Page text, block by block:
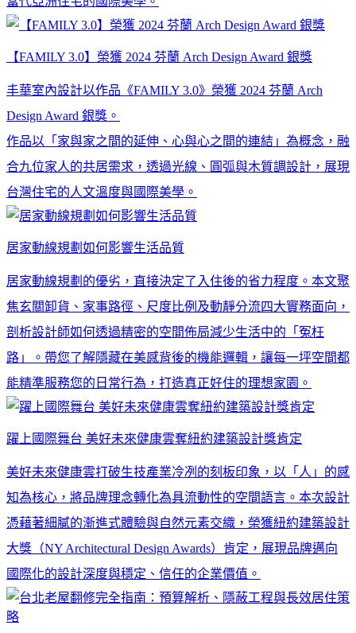
【FAMILY 3.0】榮獲 2024 芬蘭 Arch Design Award 銀獎
丰華室內設計以作品《FAMILY 3.0》榮獲 2024 芬蘭 Arch
Design Award 銀獎。
作品以「家與家之間的延伸、心與心之間的連結」為概念，融
合九位家人的共居需求，透過光線、圓弧與木質調設計，展現
台灣住宅的人文溫度與國際美學。
居家動線規劃如何影響生活品質
居家動線規劃的優劣，直接決定了入住後的省力程度。本文聚
焦玄關卸貨、家事路徑、尺度比例及動靜分流四大實務面向，
剖析設計師如何透過精密的空間佈局減少生活中的「冤枉
路」。帶您了解隱藏在美感背後的機能邏輯，讓每一坪空間都
能精準服務您的日常行為，打造真正好住的理想家園。
躍上國際舞台 美好未來健康雲奪紐約建築設計獎肯定
美好未來健康雲打破生技產業冷冽的刻板印象，以「人」的感
知為核心，將品牌理念轉化為具流動性的空間語言。本次設計
憑藉著細膩的漸進式體驗與自然元素交織，榮獲紐約建築設計
大獎（NY Architectural Design Awards）肯定，展現品牌邁向
國際化的設計深度與穩定、信任的企業價值。